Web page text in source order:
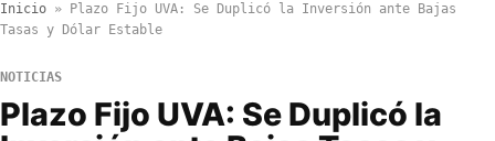
Inicio »
Plazo Fijo UVA: Se Duplicó la Inversión ante Bajas
Tasas y Dólar Estable
NOTICIAS
Plazo Fijo UVA: Se Duplicó la